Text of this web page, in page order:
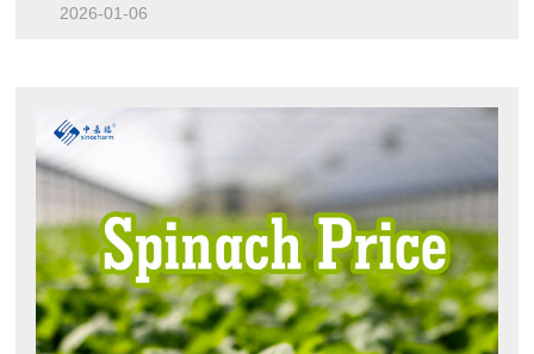
2026-01-06